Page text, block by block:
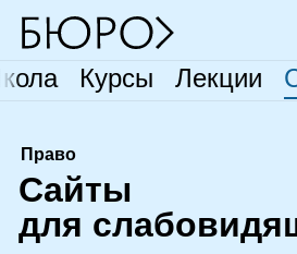
Курсы Лекции
Право
Сайты
для